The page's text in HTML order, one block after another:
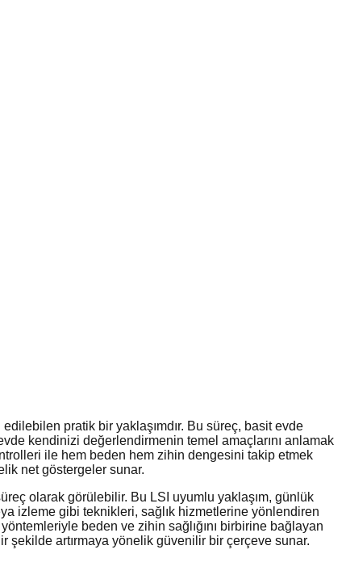
pratik bir yaklaşımdır. Bu süreç, basit evde
kendinizi değerlendirmenin temel amaçlarını anlamak
ile hem beden hem zihin dengesini takip etmek
net göstergeler sunar.
olarak görülebilir. Bu LSI uyumlu yaklaşım, günlük
izleme gibi teknikleri, sağlık hizmetlerine yönlendiren
beden ve zihin sağlığını birbirine bağlayan
şekilde artırmaya yönelik güvenilir bir çerçeve sunar.